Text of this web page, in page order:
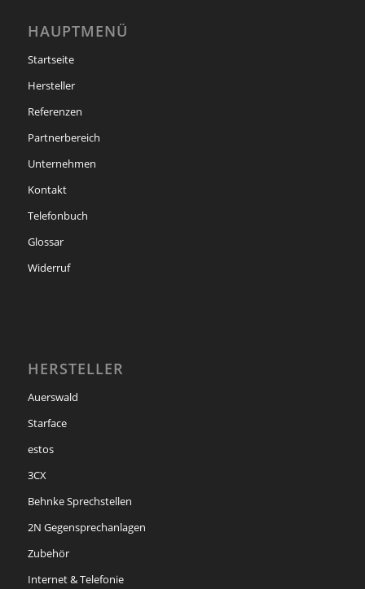
HAUPTMENÜ
Startseite
Hersteller
Referenzen
Partnerbereich
Unternehmen
Kontakt
Telefonbuch
Glossar
Widerruf
HERSTELLER
Auerswald
Starface
estos
3CX
Behnke Sprechstellen
2N Gegensprechanlagen
Zubehör
Internet & Telefonie